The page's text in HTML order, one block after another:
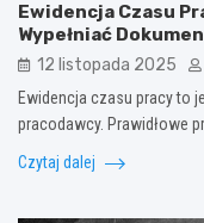
Ewidencja Czasu
Wypełniać
12 listopada 2025
Ewidencja czasu pracy to
pracodawcy. Prawidłowe
Czytaj dalej